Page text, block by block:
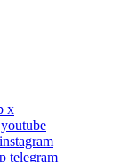
x
telegram